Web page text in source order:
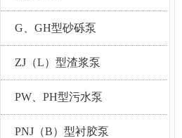
G、GH型砂砾泵
ZJ（L）型渣浆泵
PW、PH型污水泵
PNJ（B）型衬胶泵